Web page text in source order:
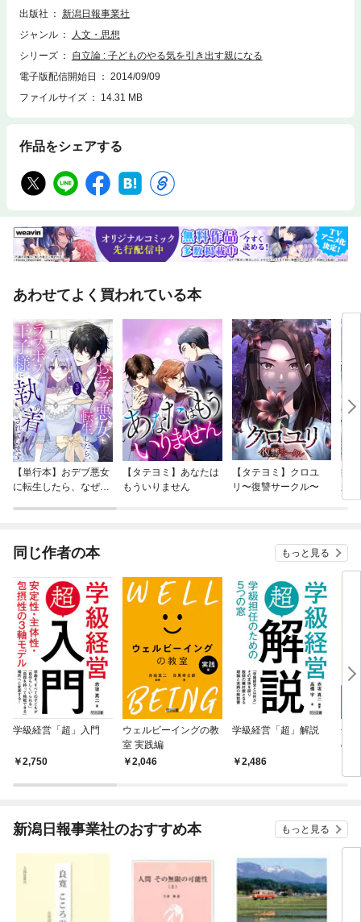
出版社
新潟日報事業社
ジャンル
人文・思想
シリーズ
自立論 : 子どものやる気を引き出す親になる
電子版配信開始日
2014/09/09
ファイルサイズ
14.31 MB
作品をシェアする
あわせてよく買われている本
【単行本】おデブ悪女
に転生したら、なぜか
【タテヨミ】あなたは
もういりません
【タテヨミ】クロユ
リ〜復讐サークル〜
病
が
ぎ
同じ作者の本 もっと見る
学級経営「超」入門
2,750
ウェルビーイングの教
室 実践編
2,046
学級経営「超」解説
2,486
子
の
新潟日報事業社のおすすめ本 もっと見る